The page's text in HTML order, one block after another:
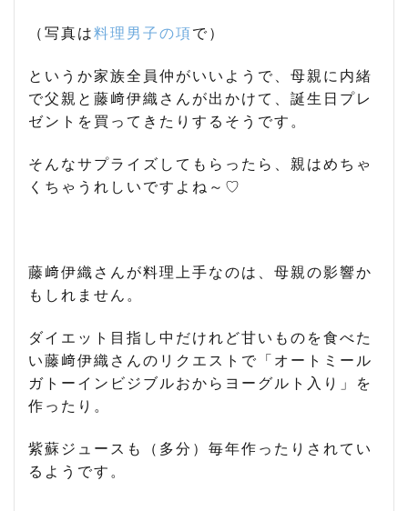
（写真は料理男子の項で）
というか家族全員仲がいいようで、母親に内緒
で父親と藤﨑伊織さんが出かけて、誕生日プレ
ゼントを買ってきたりするそうです。
そんなサプライズしてもらったら、親はめちゃ
くちゃうれしいですよね～♡
藤﨑伊織さんが料理上手なのは、母親の影響か
もしれません。
ダイエット目指し中だけれど甘いものを食べた
い藤﨑伊織さんのリクエストで「オートミール
ガトーインビジブルおからヨーグルト入り」を
作ったり。
紫蘇ジュースも（多分）毎年作ったりされてい
るようです。